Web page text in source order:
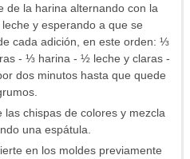
de la harina alternando con la
y esperando a que se
cada adición, en este orden: ⅓
- ⅓ harina - ½ leche y claras -
dos minutos hasta que quede
chispas de colores y mezcla
una espátula.
en los moldes previamente